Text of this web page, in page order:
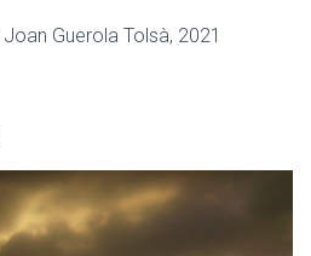
Guerola Tolsà, 2021